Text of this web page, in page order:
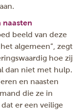
naasten
beeld van deze
algemeen”, zegt
hoe zij
dan niet met hulp.
en naasten
die ze in
er een veilige